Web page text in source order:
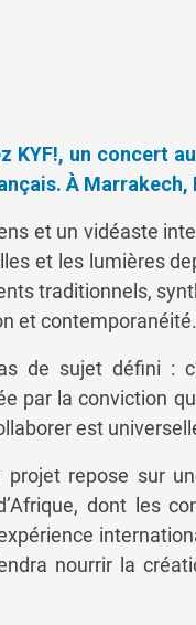
KYF!, un concert
À Marrakech,
et un vidéaste
et les lumières
traditionnels,
et contemporanéité.
de sujet défini :
par la conviction
est
repose sur
dont les
nourrir la